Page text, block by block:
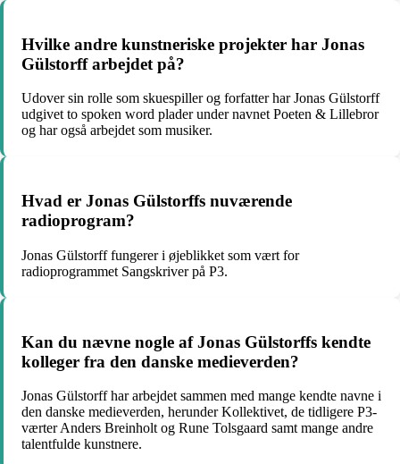
Hvilke andre kunstneriske projekter har Jonas
Gülstorff arbejdet på?
Udover sin rolle som skuespiller og forfatter har Jonas Gülstorff
udgivet to spoken word plader under navnet Poeten & Lillebror
og har også arbejdet som musiker.
Hvad er Jonas Gülstorffs nuværende
radioprogram?
Jonas Gülstorff fungerer i øjeblikket som vært for
radioprogrammet Sangskriver på P3.
Kan du nævne nogle af Jonas Gülstorffs kendte
kolleger fra den danske medieverden?
Jonas Gülstorff har arbejdet sammen med mange kendte navne i
den danske medieverden, herunder Kollektivet, de tidligere P3-
værter Anders Breinholt og Rune Tolsgaard samt mange andre
talentfulde kunstnere.